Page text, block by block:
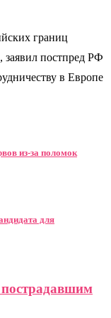
границ
заявил постпред РФ
в Европе
из-за поломок
для